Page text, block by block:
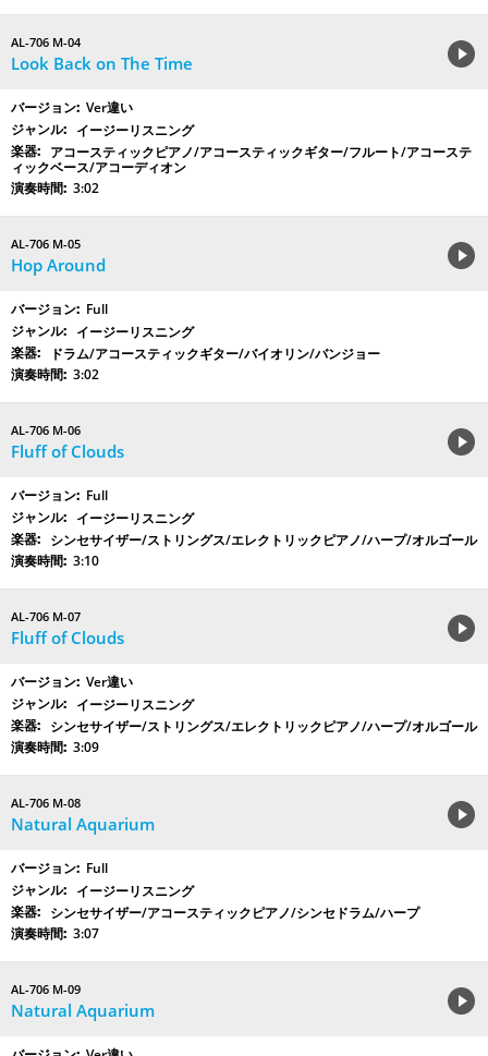
AL-706 M-04
Look Back on The Time
Ver違い
イージーリスニング
アコースティックピアノ/アコースティックギター/フルート/アコーステ
ィックベース/アコーディオン
3:02
AL-706 M-05
Hop Around
Full
イージーリスニング
ドラム/アコースティックギター/バイオリン/バンジョー
3:02
AL-706 M-06
Fluff of Clouds
Full
イージーリスニング
シンセサイザー/ストリングス/エレクトリックピアノ/ハープ/オルゴール
3:10
AL-706 M-07
Fluff of Clouds
Ver違い
イージーリスニング
シンセサイザー/ストリングス/エレクトリックピアノ/ハープ/オルゴール
3:09
AL-706 M-08
Natural Aquarium
Full
イージーリスニング
シンセサイザー/アコースティックピアノ/シンセドラム/ハープ
3:07
AL-706 M-09
Natural Aquarium